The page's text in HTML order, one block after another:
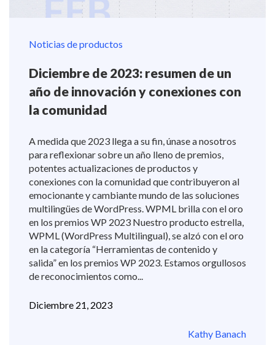
Noticias de productos
Diciembre de 2023: resumen de un
año de innovación y conexiones con
la comunidad
A medida que 2023 llega a su fin, únase a nosotros
para reflexionar sobre un año lleno de premios,
potentes actualizaciones de productos y
conexiones con la comunidad que contribuyeron al
emocionante y cambiante mundo de las soluciones
multilingües de WordPress. WPML brilla con el oro
en los premios WP 2023 Nuestro producto estrella,
WPML (WordPress Multilingual), se alzó con el oro
en la categoría “Herramientas de contenido y
salida” en los premios WP 2023. Estamos orgullosos
de reconocimientos como...
Diciembre 21, 2023
Kathy Banach